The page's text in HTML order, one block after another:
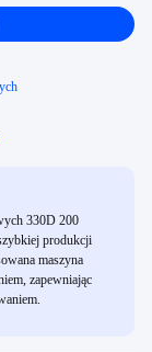
330D 200
produkcji
maszyna
zapewniając